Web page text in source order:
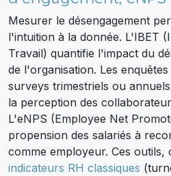
Mesurer le désengagement
l'intuition à la donnée. L'IBET
Travail) quantifie l'impact du
de l'organisation. Les
surveys trimestriels ou
la perception des
L'eNPS (Employee Net
propension des salariés à
comme employeur. Ces outils,
indicateurs RH classiques